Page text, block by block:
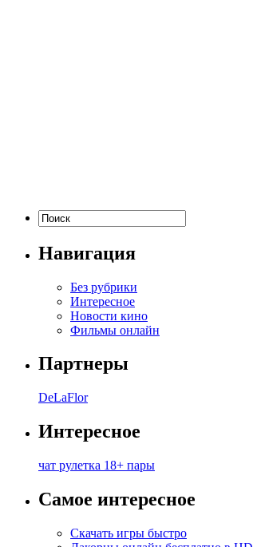
Навигация
Без рубрики
Интересное
Новости кино
Фильмы онлайн
Партнеры
DeLaFlor
Интересное
чат рулетка 18+ пары
Самое интересное
Скачать игры быстро